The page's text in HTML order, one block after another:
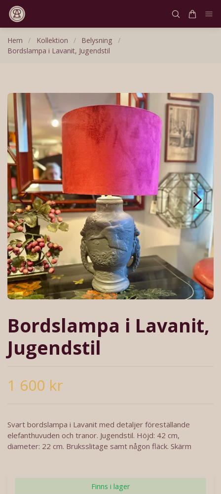
Hem / Kollektion / Belysning
/
Bordslampa i Lavanit, Jugendstil
Bordslampa i Lavanit,
Jugendstil
1 600 kr
Svart bordslampa i Lavanit med detaljer föreställande
elefanthuvuden och tranor. Jugendstil. Höjd: 42 cm,
diameter: 22 cm. Bruksslitage samt någon fläck. Skärm
Finns i lager